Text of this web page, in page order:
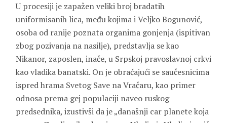
U procesiji je zapažen veliki broj bradatih
uniformisanih lica, među kojima i Veljko Bogunović,
osoba od ranije poznata organima gonjenja (ispitivan
zbog pozivanja na nasilje), predstavlja se kao
Nikanor, zaposlen, inače, u Srpskoj pravoslavnoj crkvi
kao vladika banatski. On je obraćajući se saučesnicima
ispred hrama Svetog Save na Vračaru, kao primer
odnosa prema gej populaciji naveo ruskog
predsednika, izustivši da je „današnji car planete koja